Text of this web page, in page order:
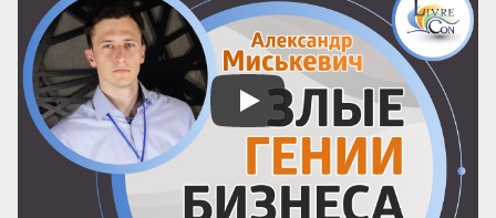
только разработал уникальную систему
воспитания, но и создал механизм её
сохранения и развития по всему миру.
Эти вопросы особенно актуальны для
женщин-новаторов, которые
разрабатывают авторские методики, но
сталкиваются с трудностями в их
продвижении и институ...